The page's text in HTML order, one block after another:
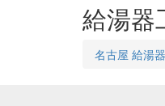
給湯器
名古屋 給湯